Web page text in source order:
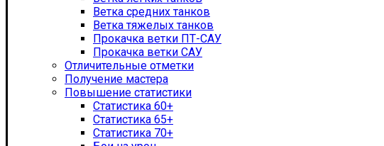
Ветка средних танков
Ветка тяжелых танков
Прокачка ветки ПТ-САУ
Прокачка ветки САУ
Отличительные отметки
Получение мастера
Повышение статистики
Статистика 60+
Статистика 65+
Статистика 70+